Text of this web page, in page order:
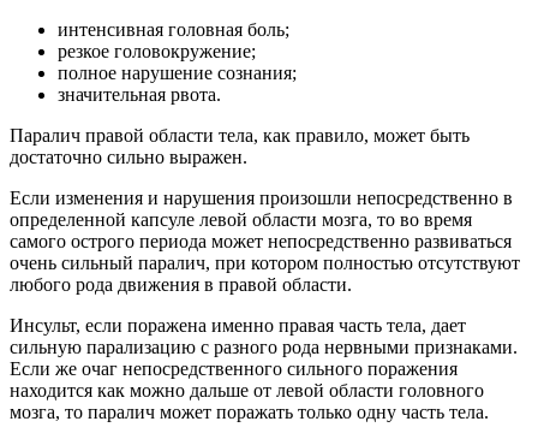
интенсивная головная боль;
резкое головокружение;
полное нарушение сознания;
значительная рвота.
Паралич правой области тела, как правило, может быть
достаточно сильно выражен.
Если изменения и нарушения произошли непосредственно в
определенной капсуле левой области мозга, то во время
самого острого периода может непосредственно развиваться
очень сильный паралич, при котором полностью отсутствуют
любого рода движения в правой области.
Инсульт, если поражена именно правая часть тела, дает
сильную парализацию с разного рода нервными признаками.
Если же очаг непосредственного сильного поражения
находится как можно дальше от левой области головного
мозга, то паралич может поражать только одну часть тела.